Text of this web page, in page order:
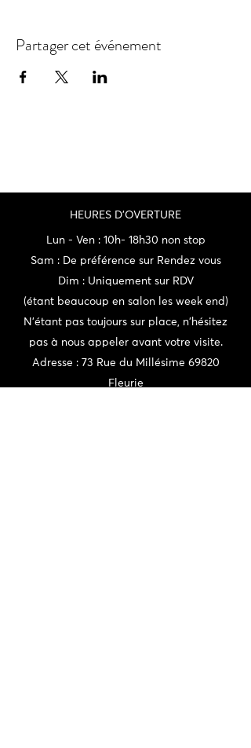
Partager cet événement
HEURES D'OVERTURE
Lun - Ven : 10h- 18h30 non stop
Sam : De préférence sur Rendez vous
Dim : Uniquement sur RDV
(étant beaucoup en salon les week end)
N'étant pas toujours sur place, n'hésitez
pas à nous appeler avant votre visite.
Adresse : 73 Rue du Millésime 69820
Fleurie